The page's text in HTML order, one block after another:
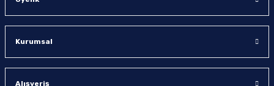
Kurumsal
Alışveriş